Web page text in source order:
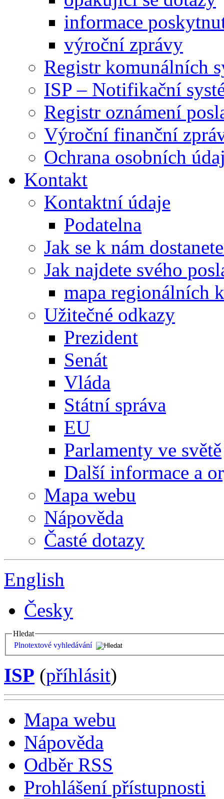
informace
výroční zprávy
Registr komunálních
ISP – Notifikační
Registr oznámení
Výroční finanční
Ochrana osobních
Kontakt
Kontaktní údaje
Podatelna
Jak se k nám
Jak najdete svého
mapa regionálních
Užitečné odkazy
Prezident
Senát
Vláda
Státní správa
EU
Parlamenty ve světě
Další informace a
Mapa webu
Nápověda
Časté dotazy
English
Česky
Hledat
Plnotextové vyhledávání
ISP (příhlásit)
Mapa webu
Nápověda
Odběr RSS
Prohlášení přístupnosti